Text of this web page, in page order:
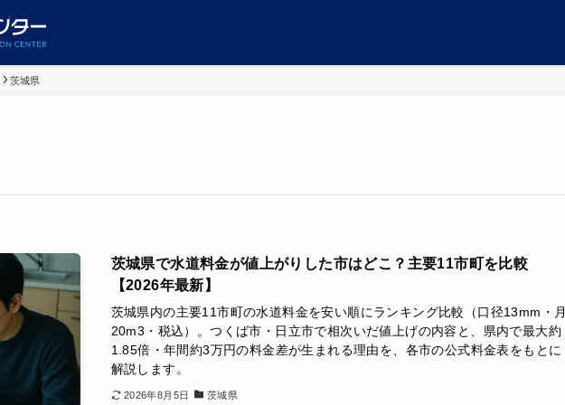
茨城県
茨城県で水道料金が値上がりした市はどこ？主要11市町を比較
【2026年最新】
茨城県内の主要11市町の水道料金を安い順にランキング比較（口径13mm・月
20m3・税込）。つくば市・日立市で相次いだ値上げの内容と、県内で最大約
1.85倍・年間約3万円の料金差が生まれる理由を、各市の公式料金表をもとに
解説します。
2026年8月5日 茨城県